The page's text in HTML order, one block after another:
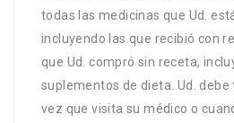
todas las medicinas que Ud.
incluyendo las que recibió con
que Ud. compró sin receta,
suplementos de dieta. Ud.
vez que visita su médico o